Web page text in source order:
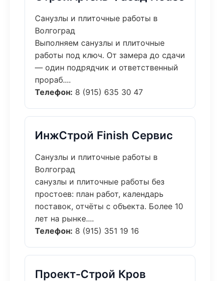
Санузлы и плиточные работы в
Волгоград
Выполняем санузлы и плиточные
работы под ключ. От замера до сдачи
— один подрядчик и ответственный
прораб....
Телефон: 8 (915) 635 30 47
ИнжСтрой Finish Сервис
Санузлы и плиточные работы в
Волгоград
санузлы и плиточные работы без
простоев: план работ, календарь
поставок, отчёты с объекта. Более 10
лет на рынке....
Телефон: 8 (915) 351 19 16
Проект-Строй Кров